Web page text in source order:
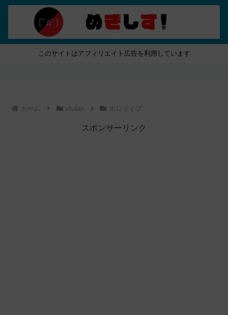
このサイトはアフィリエイト広告を利用しています
ホーム vtuber ホロライブ
スポンサーリンク